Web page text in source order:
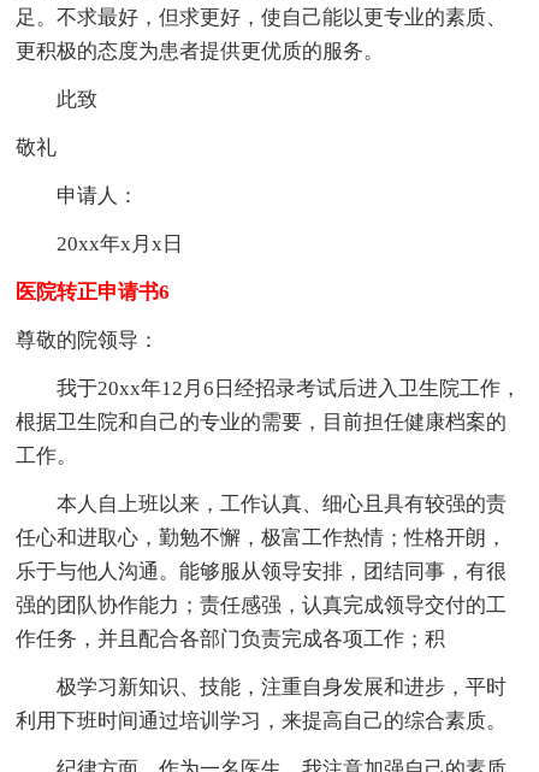
足。不求最好，但求更好，使自己能以更专业的素质、
更积极的态度为患者提供更优质的服务。
此致
敬礼
申请人：
20xx年x月x日
医院转正申请书6
尊敬的院领导：
我于20xx年12月6日经招录考试后进入卫生院工作，
根据卫生院和自己的专业的需要，目前担任健康档案的
工作。
本人自上班以来，工作认真、细心且具有较强的责
任心和进取心，勤勉不懈，极富工作热情；性格开朗，
乐于与他人沟通。能够服从领导安排，团结同事，有很
强的团队协作能力；责任感强，认真完成领导交付的工
作任务，并且配合各部门负责完成各项工作；积
极学习新知识、技能，注重自身发展和进步，平时
利用下班时间通过培训学习，来提高自己的综合素质。